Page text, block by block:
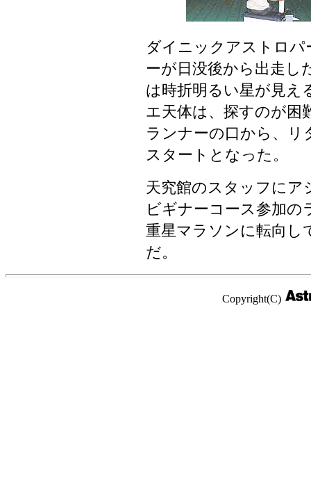
ダイニックアストロパ
ーが日没後から出走し
は時折明るい星が見え
エ天体は、探すのが困
ランナーの口から、リ
スタートとなった。
天究館のスタッフにア
ビギナーコース参加の
重星マラソンに転向し
だ。
Copyright(C)